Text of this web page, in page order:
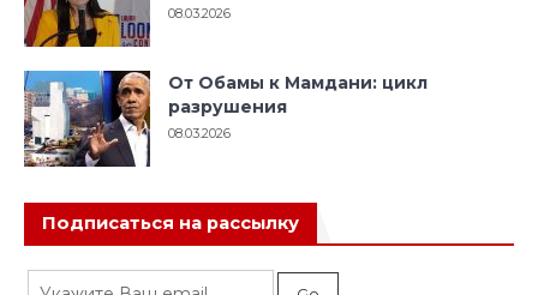
08.03.2026
От Обамы к Мамдани: цикл
разрушения
08.03.2026
Подписаться на рассылку